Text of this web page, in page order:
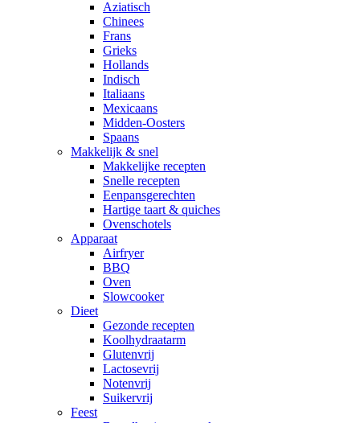
Aziatisch
Chinees
Frans
Grieks
Hollands
Indisch
Italiaans
Mexicaans
Midden-Oosters
Spaans
Makkelijk & snel
Makkelijke recepten
Snelle recepten
Eenpansgerechten
Hartige taart & quiches
Ovenschotels
Apparaat
Airfryer
BBQ
Oven
Slowcooker
Dieet
Gezonde recepten
Koolhydraatarm
Glutenvrij
Lactosevrij
Notenvrij
Suikervrij
Feest